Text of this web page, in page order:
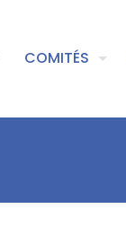
COMITÉS